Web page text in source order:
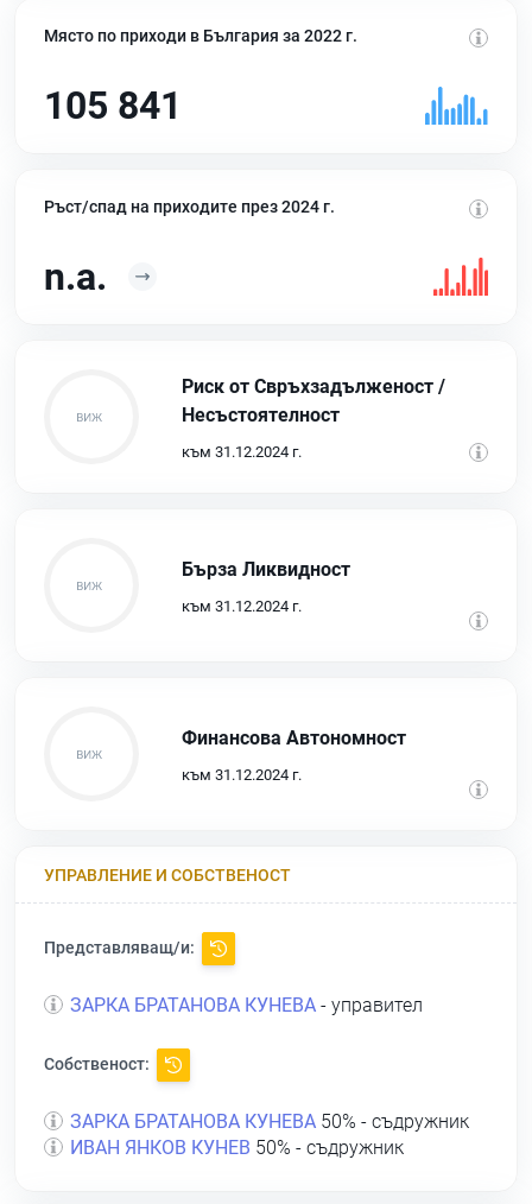
Място по приходи в България за 2022 г.
105 841
Ръст/спад на приходите през 2024 г.
n.a.
Риск от Свръхзадълженост /
Несъстоятелност
към 31.12.2024 г.
Бърза Ликвидност
към 31.12.2024 г.
Финансова Автономност
към 31.12.2024 г.
УПРАВЛЕНИЕ И СОБСТВЕНОСТ
Представляващ/и:
ЗАРКА БРАТАНОВА КУНЕВА - управител
Собственост:
ЗАРКА БРАТАНОВА КУНЕВА 50% - съдружник
ИВАН ЯНКОВ КУНЕВ 50% - съдружник